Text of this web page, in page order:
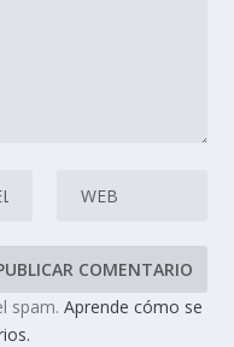
spam.Aprende cómo se